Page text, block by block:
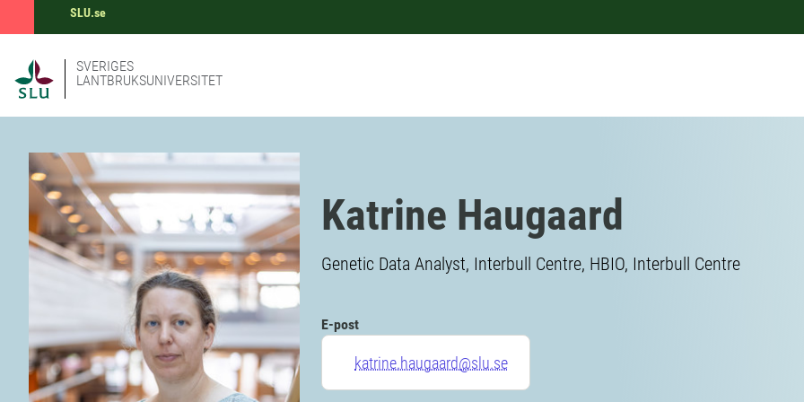
SLU.se
SVERIGES
LANTBRUKSUNIVERSITET
Katrine Haugaard
Genetic Data Analyst, Interbull Centre, HBIO, Interbull Centre
E-post
katrine.haugaard@slu.se